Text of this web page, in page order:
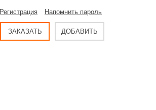
Регистрация Напомнить пароль
ЗАКАЗАТЬ ДОБАВИТЬ